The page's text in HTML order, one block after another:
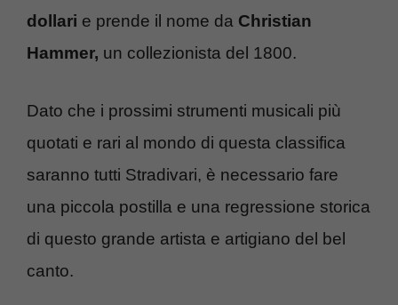
dollari e prende il nome da Christian
Hammer, un collezionista del 1800.
Dato che i prossimi strumenti musicali più
quotati e rari al mondo di questa classifica
saranno tutti Stradivari, è necessario fare
una piccola postilla e una regressione storica
di questo grande artista e artigiano del bel
canto.